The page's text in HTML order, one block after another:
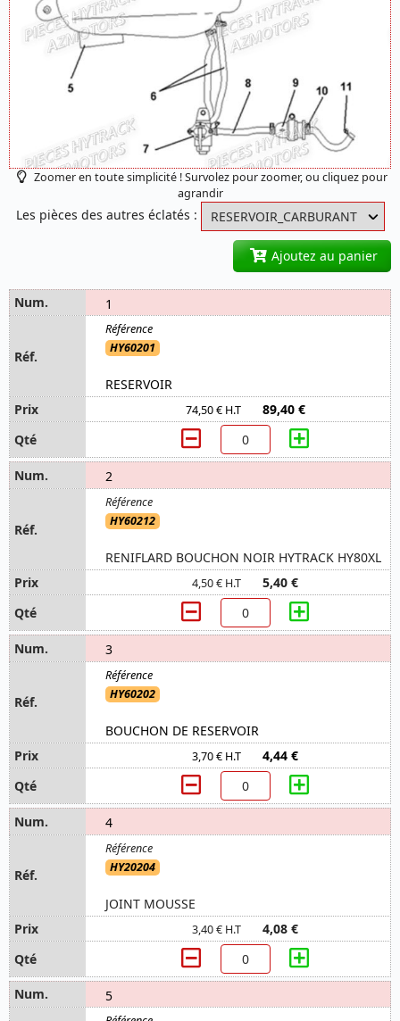
Zoomer en toute simplicité ! Survolez pour zoomer, ou cliquez pour
agrandir
Les pièces des autres éclatés :
Ajoutez au panier
1
HY60201
RESERVOIR
74,50 € H.T 89,40 €
2
HY60212
RENIFLARD BOUCHON NOIR HYTRACK HY80XL
4,50 € H.T 5,40 €
3
HY60202
BOUCHON DE RESERVOIR
3,70 € H.T 4,44 €
4
HY20204
JOINT MOUSSE
3,40 € H.T 4,08 €
5